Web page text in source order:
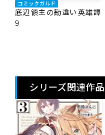
コミックガルド
底辺領主の勘違い英雄譚
9
シリーズ関連作品